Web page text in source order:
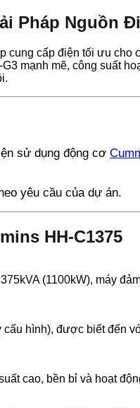
Pháp Nguồn
cung cấp điện tối ưu
mạnh mẽ, công suất
sử dụng động cơ
yêu cầu của dự án.
HH‑C1375
(1100kW), máy
cấu hình), được biết đến
cao, bền bỉ và hoạt